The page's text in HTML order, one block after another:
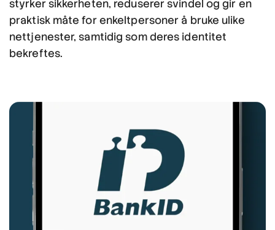
styrker sikkerheten, reduserer svindel og gir en
praktisk måte for enkeltpersoner å bruke ulike
nettjenester, samtidig som deres identitet
bekreftes.